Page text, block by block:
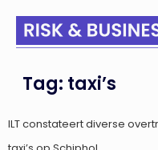
Tag: taxi’s
ILT constateert diverse